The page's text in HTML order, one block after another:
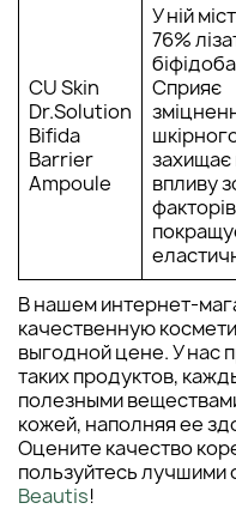
CU Skin
Dr.Solution
Bifida
Barrier
Ampoule
У ній
76%
Сприяє
захищає
впливу
В нашем интернет-
качественную
выгодной цене. У нас
таких продуктов,
полезными
кожей, наполняя ее
Оцените качество
пользуйтесь лучшими
Beautis!